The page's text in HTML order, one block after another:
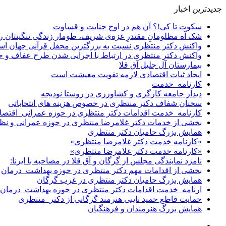
جدیدترین اخبار
سکوت تا کی!؟ آن هم در اوج جنایت و قساوت
شک آه مظلومانِ مقتدرِ غزه‌ی شریف، طومار زندگی ننگینتان
واکنش دکتر منتظری نسبت به بزرگترین محفل قرآنی جهان
واکنش دکتر منتظری در ارتباط با اجرایی شدن طرح عفاف و
بیمارستان آل جلیل آق قلا
ایجاد ثبات اقتصادی لازمه تقویت معیشت است
کارنامه_خدمت
دیدار جامعه کارگری و کشاورزی در روستا نودیجه
سخنان شفاف دکتر منتظری در خصوص هزینه های انتخاباتی
کارنامه_خدمت اقدامات دکتر منتظری در حوزه
بخشی از خدمات دکتر غلامرضا منتظری در حوزه عمرانی و
همایش بزرگ حامیان دکتر منتظری
«کارنامه خدمت دکتر غلامرضا منتظری»
«کارنامه خدمت دکتر غلامرضا منتظری»
نامزد نمایندگی مجلس از گرگان و آق قلا در مصاحبه با ایرنا:
بخشی از اقدامات مهم دکتر منتظری در حوزه بهداشت_درمان
همایش بزرگ حامیان دکتر منتظری در غرب گرگان
ارنامه_خدمت اقدامات دکتر منتظری در حوزه بهداشت_درمان
حمایت قاطع حمید نایبی هنرمند گرگانی از دکتر_منتظری
همایش بزرگ هنرمندان و فرهنگیان